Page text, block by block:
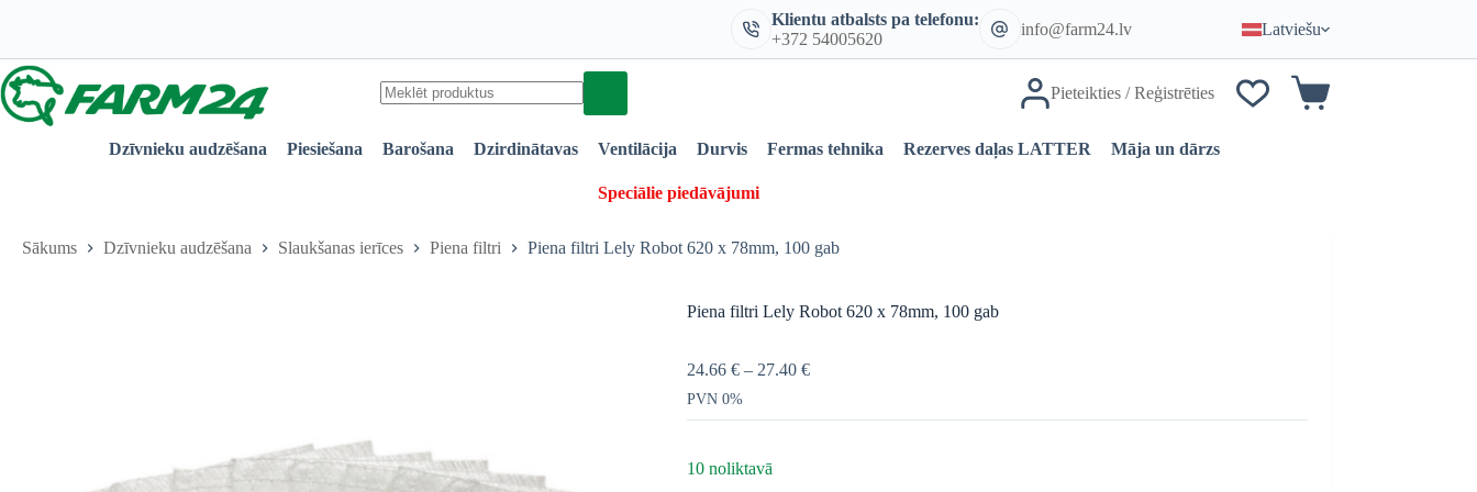
78mm,
Klientu atbalsts pa telefonu:
+372 54005620
info@farm24.lv Latviešu
results
Pieteikties / Reģistrēties
Iepirkumu
Dzīvnieku audzēšana
Piesiešana Barošana Dzirdinātavas Ventilācija Durvis Fermas tehnika Rezerves daļas LATTER Māja un dārzs
Speciālie piedāvājumi
Sākums Dzīvnieku audzēšana Slaukšanas ierīces Piena filtri Piena filtri Lely Robot 620 x 78mm, 100 gab
Piena filtri Lely Robot 620 x 78mm, 100 gab
24.66 € – 27.40 €
PVN 0%
10 noliktavā